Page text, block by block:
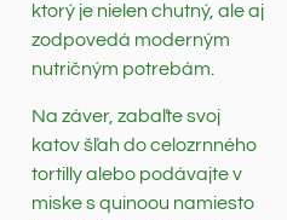
ktorý je nielen chutný, ale aj
zodpovedá moderným
nutričným potrebám.
Na záver, zabaľte svoj
katov šľah do celozrnného
tortilly alebo podávajte v
miske s quinoou namiesto